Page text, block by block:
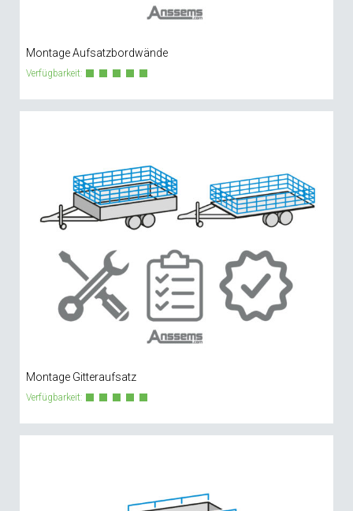
Montage Aufsatzbordwände
Verfügbarkeit:
Montage Gitteraufsatz
Verfügbarkeit: